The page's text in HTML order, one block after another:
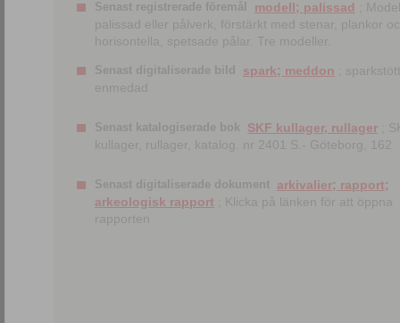
Senast registrerade föremål modell; palissad
;
palissad eller pålverk, förstärkt med stenar, plankor
horisontella, spetsade pålar. Tre modeller.
Senast digitaliserade bild spark; meddon ;
enmedad
Senast katalogiserade bok SKF kullager, rullager ;
kullager, rullager, katalog. nr 2401 S.- Göteborg, 162
Senast digitaliserade dokument arkivalier; rapport;
arkeologisk rapport ; Klicka på länken för att öppna
rapporten